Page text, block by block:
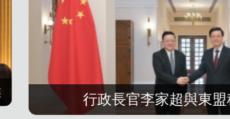
行政長官李家超與東